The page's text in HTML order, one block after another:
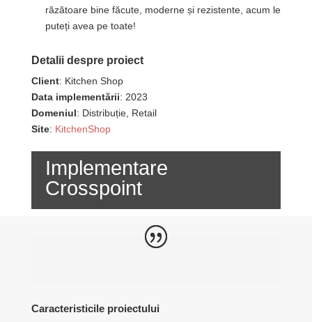
răzătoare bine făcute, moderne și rezistente, acum le
puteți avea pe toate!
Detalii despre proiect
Client: Kitchen Shop
Data implementării: 2023
Domeniul: Distribuție, Retail
Site: KitchenShop
Implementare
Crosspoint
Caracteristicile proiectului